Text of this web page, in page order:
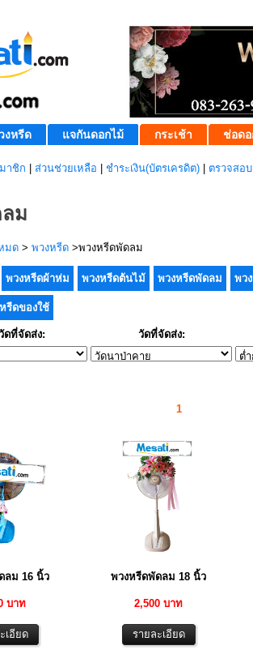
งหรีด แจกันดอกไม้ กระเช้า ช่อดอ
าชิก ส่วนช่วยเหลือ ชำระเงิน(บัตรเครดิต) ตรวจสอ
ม
มด > พวงหรีด >พวงหรีดพัดลม
พวงหรีดผ้าห่ม พวงหรีดต้นไม้ พวงหรีดพัดลม พว
รีดของใช้
ดที่จัดส่ง: วัดที่จัดส่ง:
1
ลม 16 นิ้ว
บาท
พวงหรีดพัดลม 18 นิ้ว
2,500 บาท